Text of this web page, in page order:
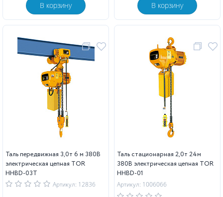
В корзину В корзину
Таль передвижная 3,0т 6 м 380В
электрическая цепная TOR
HHBD-03T
Артикул: 12836
Таль стационарная 2,0т 24м
380В электрическая цепная TOR
HHBD-01
Артикул: 1006066